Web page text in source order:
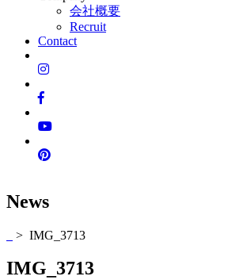
会社概要
Recruit
Contact
News
> IMG_3713
IMG_3713